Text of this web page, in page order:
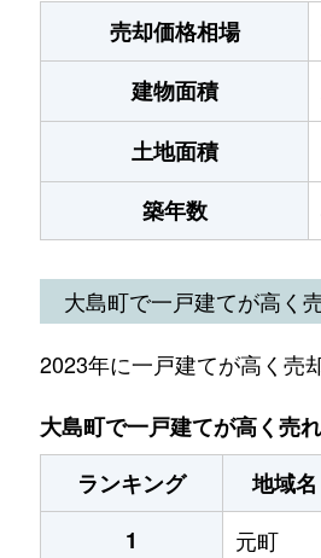
売却価格相場
建物面積
土地面積
築年数
大島町で一戸建てが高く
2023年に一戸建てが高く売
大島町で一戸建てが高く売
ランキング
地域名
1
元町